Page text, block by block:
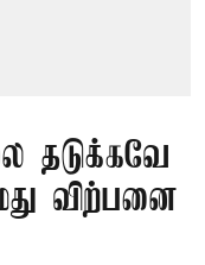
தடுக்கவே
விற்பனை